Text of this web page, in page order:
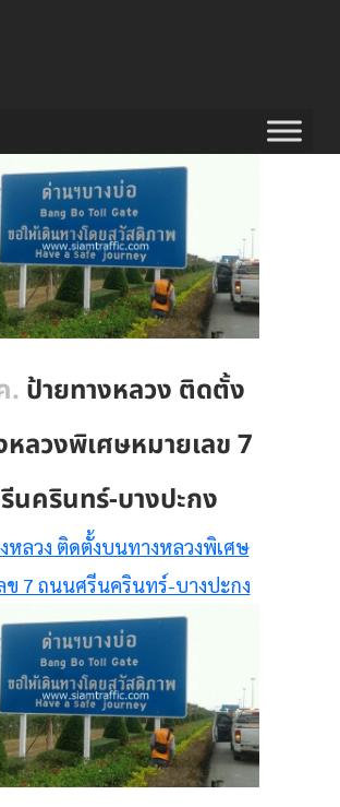
. ป้ายทางหลวง ติดตั้ง
ลวงพิเศษหมายเลข 7
นครินทร์-บางปะกง
หลวง ติดตั้งบนทางหลวงพิเศษ
ข 7 ถนนศรีนครินทร์-บางปะกง